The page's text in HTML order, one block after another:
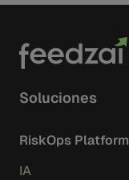
Soluciones
RiskOps Platform
IA